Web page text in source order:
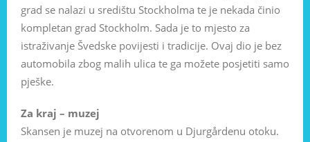
grad se nalazi u središtu Stockholma te je nekada činio
kompletan grad Stockholm. Sada je to mjesto za
istraživanje Švedske povijesti i tradicije. Ovaj dio je bez
automobila zbog malih ulica te ga možete posjetiti samo
pješke.
Za kraj – muzej
Skansen je muzej na otvorenom u Djurgårdenu otoku.